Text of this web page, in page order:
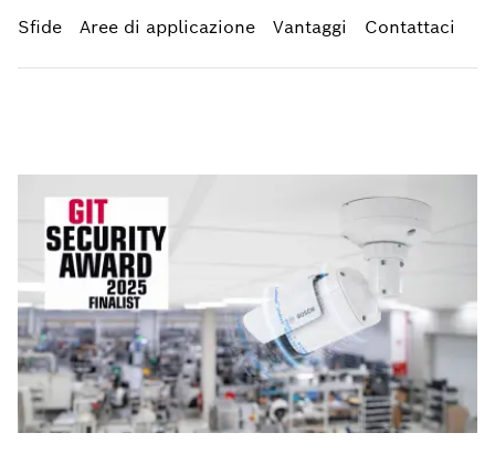
Sfide Aree di applicazione Vantaggi Contattaci